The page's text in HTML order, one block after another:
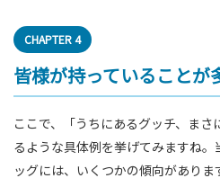
CHAPTER 4
皆様が持っていることが
ここで、「うちにあるグッチ、ま
るような具体例を挙げてみますね
ッグには、いくつかの傾向がありま